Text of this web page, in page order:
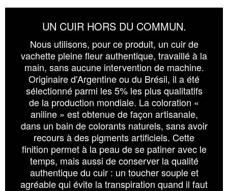
UN CUIR HORS DU COMMUN.
Nous utilisons, pour ce produit, un cuir de
vachette pleine fleur authentique, travaillé à la
main, sans aucune intervention de machine.
Originaire d'Argentine ou du Brésil, il a été
sélectionné parmi les 5% les plus qualitatifs
de la production mondiale. La coloration «
aniline » est obtenue de façon artisanale,
dans un bain de colorants naturels, sans avoir
recours à des pigments artificiels. Cette
finition permet à la peau de se patiner avec le
temps, mais aussi de conserver la qualité
authentique du cuir : un toucher souple et
agréable qui évite la transpiration quand il faut